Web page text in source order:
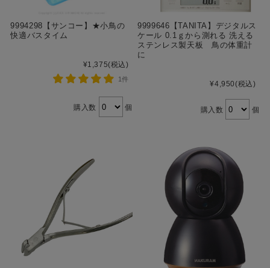
9994298【サンコー】★小鳥の
快適バスタイム
¥1,375(税込)
1件
購入数 個
9999646【TANITA】デジタルス
ケール 0.1ｇから測れる 洗える
ステンレス製天板 鳥の体重計
に
¥4,950(税込)
購入数 個